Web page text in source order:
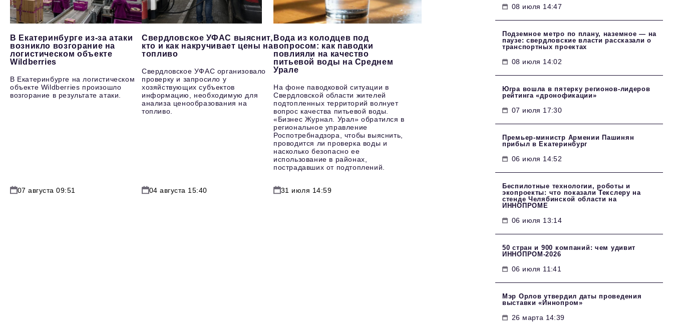
В Екатеринбурге из-за атаки
возникло возгорание на
логистическом объекте
Wildberries
В Екатеринбурге на логистическом
объекте Wildberries произошло
возгорание в результате атаки.
07 августа 09:51
Свердловское УФАС выяснит,
кто и как накручивает цены на
топливо
Свердловское УФАС организовало
проверку и запросило у
хозяйствующих субъектов
информацию, необходимую для
анализа ценообразования на
топливо.
04 августа 15:40
Вода из колодцев под
вопросом: как паводки
повлияли на качество
питьевой воды на Среднем
Урале
На фоне паводковой ситуации в
Свердловской области жителей
подтопленных территорий волнует
вопрос качества питьевой воды.
«Бизнес Журнал. Урал» обратился в
региональное управление
Роспотребнадзора, чтобы выяснить,
проводится ли проверка воды и
насколько безопасно ее
использование в районах,
пострадавших от подтоплений.
31 июля 14:59
08 июля 14:47
Подземное метро по плану, наземное — на
паузе: свердловские власти рассказали о
транспортных проектах
08 июля 14:02
Югра вошла в пятерку регионов-лидеров
рейтинга «дронофикации»
07 июля 17:30
Премьер-министр Армении Пашинян
прибыл в Екатеринбург
06 июля 14:52
Беспилотные технологии, роботы и
экопроекты: что показали Текслеру на
стенде Челябинской области на
ИННОПРОМЕ
06 июля 13:14
50 стран и 900 компаний: чем удивит
ИННОПРОМ‑2026
06 июля 11:41
Мэр Орлов утвердил даты проведения
выставки «Иннопром»
26 марта 14:39